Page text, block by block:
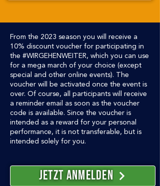
From the 2023 season you will receive a
10% discount voucher for participating in
the #WIRGEHENWEITER, which you can use
for a mega march of your choice (except
special and other online events). The
voucher will be activated once the event is
over. Of course, all participants will receive
a reminder email as soon as the voucher
code is available. Since the voucher is
intended as a reward for your personal
performance, it is not transferable, but is
intended solely for you.
Jetzt Anmelden